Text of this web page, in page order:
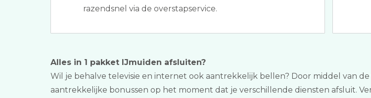
razendsnel via de overstapservice.
Alles in 1 pakket IJmuiden afsluiten?
Wil je behalve televisie en internet ook aantrekkelijk bellen? Door middel van
aantrekkelijke bonussen op het moment dat je verschillende diensten afsluit.